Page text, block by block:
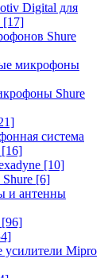
Digital для
[17]
Shure
микрофоны
Shure
система
[16]
[10]
[6]
и антенны
[96]
Mipro